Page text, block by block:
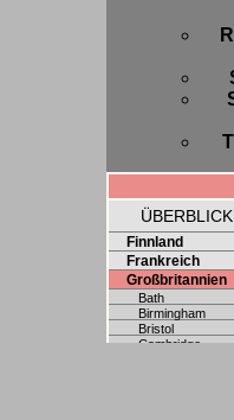
ÜBERBLICK
Finnland
Frankreich
Großbritannien
Bath
Birmingham
Bristol
Cambridge